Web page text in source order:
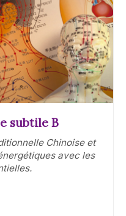
subtile B
Chinoise et
avec les